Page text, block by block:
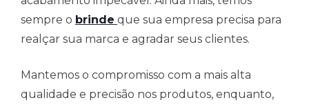
sempre o brinde que sua empresa precisa para
realçar sua marca e agradar seus clientes.
Mantemos o compromisso com a mais alta
qualidade e precisão nos produtos, enquanto,